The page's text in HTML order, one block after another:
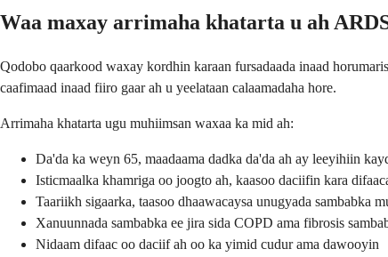
Waa maxay arrimaha khatarta u ah
Qodobo qaarkood waxay kordhin karaan fursadaada inaad
caafimaad inaad fiiro gaar ah u yeelataan calaamadaha hore.
Arrimaha khatarta ugu muhiimsan waxaa ka mid ah:
Da'da ka weyn 65, maadaama dadka da'da ah ay leeyihiin
Isticmaalka khamriga oo joogto ah, kaasoo daciifin kara
Taariikh sigaarka, taasoo dhaawacaysa unugyada sambabka
Xanuunnada sambabka ee jira sida COPD ama fibrosis
Nidaam difaac oo daciif ah oo ka yimid cudur ama dawooyin